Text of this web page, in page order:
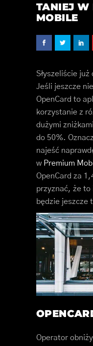
TANIEJ W
MOBILE
Słyszeliście już
Jeśli jeszcze
OpenCard to
korzystanie z
dużymi
do 50%.
najeść
w Premium
OpenCard za
przyznać, że
będzie jeszcze
Operator